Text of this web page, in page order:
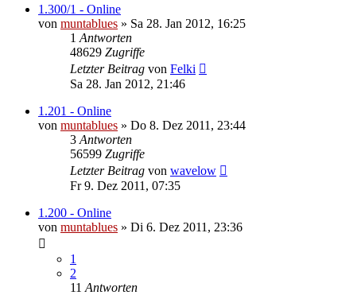
1.300/1 - Online
von muntablues » Sa 28. Jan 2012, 16:25
1 Antworten
48629 Zugriffe
Letzter Beitrag von Felki
Sa 28. Jan 2012, 21:46
1.201 - Online
von muntablues » Do 8. Dez 2011, 23:44
3 Antworten
56599 Zugriffe
Letzter Beitrag von wavelow
Fr 9. Dez 2011, 07:35
1.200 - Online
von muntablues » Di 6. Dez 2011, 23:36
1
2
11 Antworten